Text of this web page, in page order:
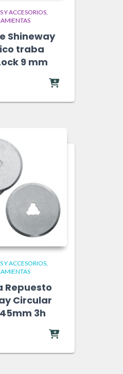
Y ACCESORIOS
Shineway
traba
9 mm
Y ACCESORIOS
Repuesto
Circular
3h